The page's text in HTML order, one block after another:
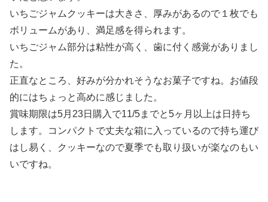
いちごジャムクッキーは大きさ、厚みがあるので１枚でも
ボリュームがあり、満足感を得られます。
いちごジャム部分は粘性が高く、歯に付く感覚がありまし
た。
正直なところ、好みが分かれそうなお菓子ですね。お値段
的にはちょっと高めに感じました。
賞味期限は5月23日購入で11/5までと5ヶ月以上は日持ち
します。コンパクトで丈夫な箱に入っているので持ち運び
はし易く、クッキーなので夏季でも取り扱いが楽なのもい
いですね。